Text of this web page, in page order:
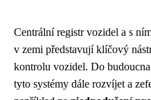
Centrální registr vozidel a s
v zemi představují klíčový
kontrolu vozidel. Do
tyto systémy dále rozvíjet a